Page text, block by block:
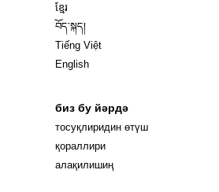
ខ្មែរ
བོད་སྐད།
Tiếng Việt
English
биз бу йәрдә
тосуқлиридин өтүш
қораллири
алақилишиң